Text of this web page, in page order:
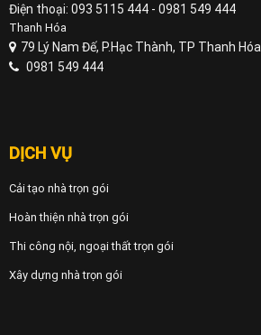
Điện thoại: 093 5115 444 - 0981 549 444
Thanh Hóa
79 Lý Nam Đế, P.Hạc Thành, TP Thanh Hóa
0981 549 444
DỊCH VỤ
Cải tạo nhà trọn gói
Hoàn thiện nhà trọn gói
Thi công nội, ngoại thất trọn gói
Xây dựng nhà trọn gói